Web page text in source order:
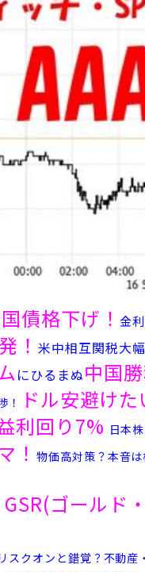
債格下げ！金
！米中相互関税大
にひるまぬ中国
！ ドル安避け
利回り7% 日本
！物価高対策？本音は
GSR(ゴールド
リスクオンと錯覚？不動産